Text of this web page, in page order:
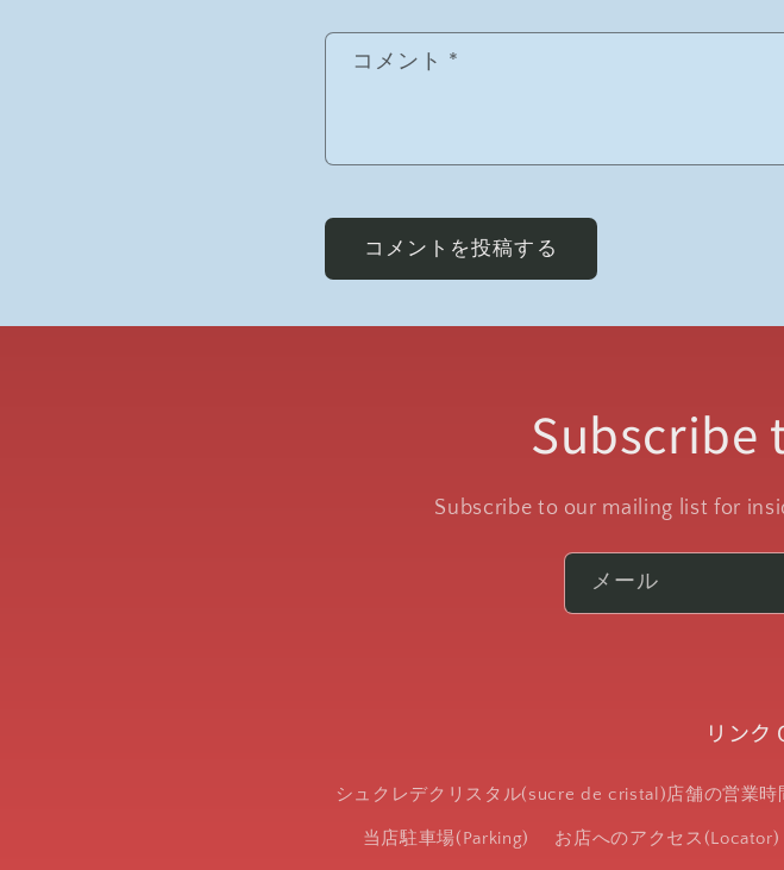
コメント *
Subscribe
Subscribe to our mailing list for
メール
リン
シュクレデクリスタル(sucre de cristal)店舗の営業時
当店駐車場(Parking) お店へのアクセス(Locator)